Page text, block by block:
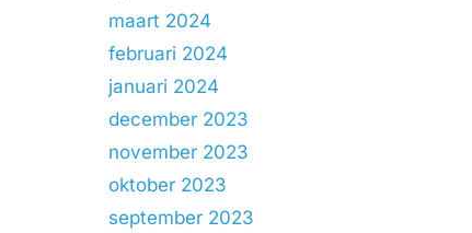
maart 2024
februari 2024
januari 2024
december 2023
november 2023
oktober 2023
september 2023